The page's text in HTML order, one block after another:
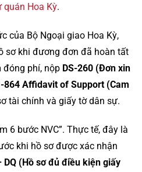
quán Hoa Kỳ.
của Bộ Ngoại giao Hoa Kỳ,
sơ khi đương đơn đã hoàn tất
đóng phí, nộp DS-260 (Đơn xin
864 Affidavit of Support (Cam
tài chính và giấy tờ dân sự.
6 bước NVC”. Thực tế, đây là
khi hồ sơ được xác nhận
(Hồ sơ đủ điều kiện giấy